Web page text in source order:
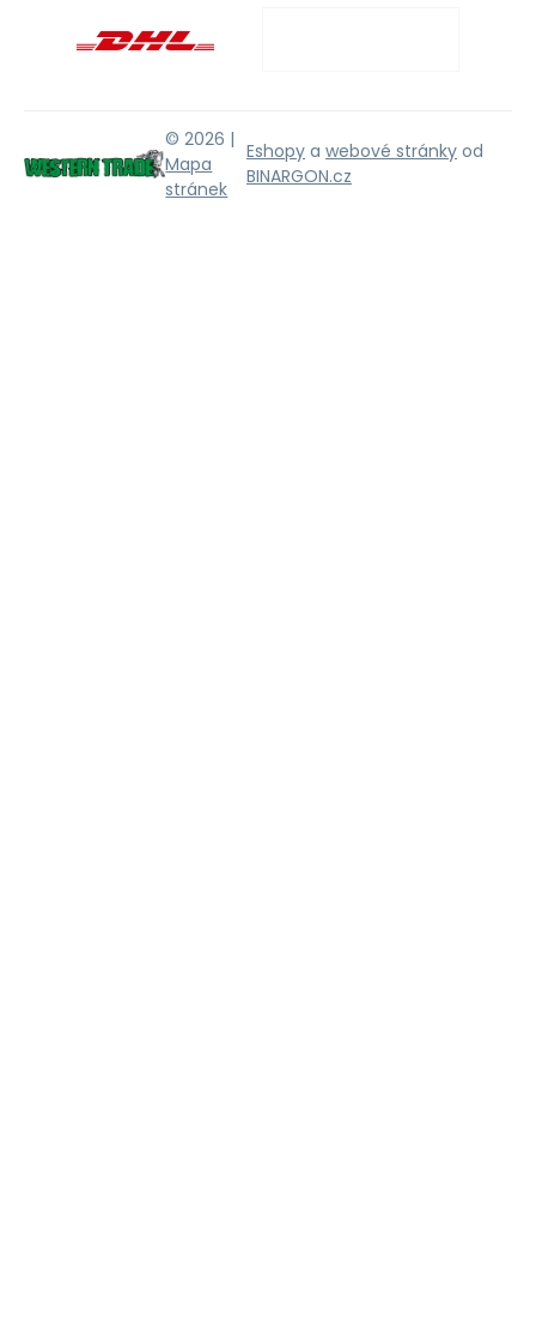
© 2026 |
Mapa
stránek
Eshopy a webové stránky od
BINARGON.cz